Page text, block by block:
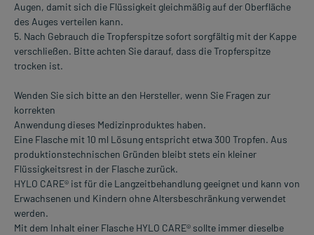
Augen, damit sich die Flüssigkeit gleichmäßig auf der Oberfläche
des Auges verteilen kann.
5. Nach Gebrauch die Tropferspitze sofort sorgfältig mit der Kappe
verschließen. Bitte achten Sie darauf, dass die Tropferspitze
trocken ist.
Wenden Sie sich bitte an den Hersteller, wenn Sie Fragen zur
korrekten
Anwendung dieses Medizinproduktes haben.
Eine Flasche mit 10 ml Lösung entspricht etwa 300 Tropfen. Aus
produktionstechnischen Gründen bleibt stets ein kleiner
Flüssigkeitsrest in der Flasche zurück.
HYLO CARE® ist für die Langzeitbehandlung geeignet und kann von
Erwachsenen und Kindern ohne Altersbeschränkung verwendet
werden.
Mit dem Inhalt einer Flasche HYLO CARE® sollte immer dieselbe